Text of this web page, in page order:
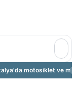
motosiklet ve